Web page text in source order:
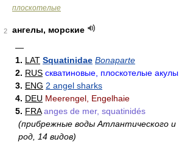
плоскотелые
2
ангелы, морские
—
1. LAT Squatinidae Bonaparte
2. RUS скватиновые, плоскотелые
3. ENG 2 angel sharks
4. DEU Meerengel, Engelhaie
5. FRA anges de mer, squatinidés
(прибрежные воды Атлантического и
род, 14 видов)